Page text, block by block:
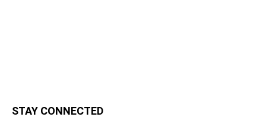
STAY CONNECTED